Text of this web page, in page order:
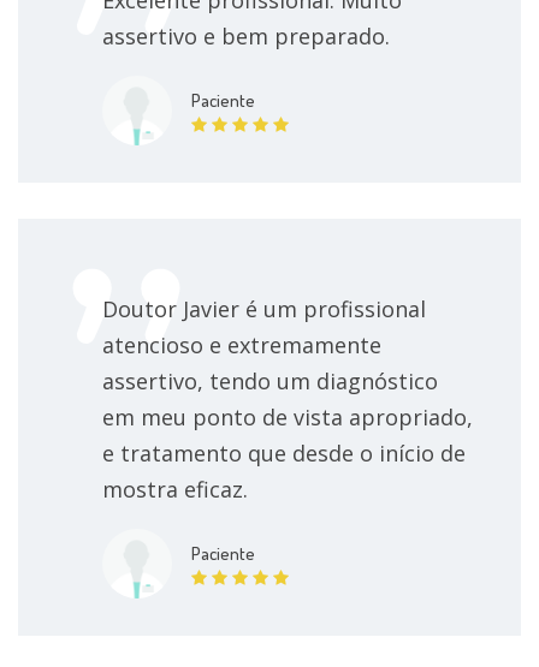
assertivo e bem preparado.
Paciente
Doutor Javier é um profissional
atencioso e extremamente
assertivo, tendo um diagnóstico
em meu ponto de vista apropriado,
e tratamento que desde o início de
mostra eficaz.
Paciente